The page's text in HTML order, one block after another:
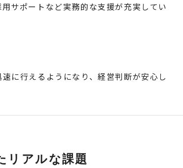
サポートなど実務的な支援が充実してい
に行えるようになり、経営判断が安心し
リアルな課題